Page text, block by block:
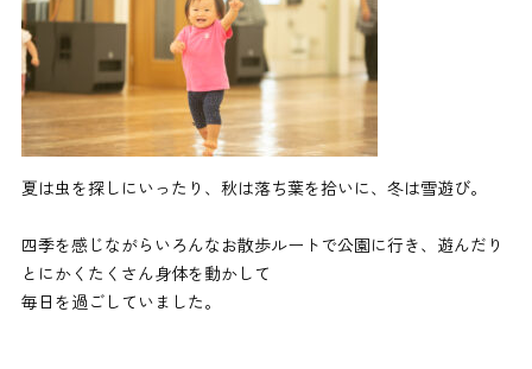
夏は虫を探しにいったり、秋は落ち葉を拾いに、冬は雪遊び。
四季を感じながらいろんなお散歩ルートで公園に行き、遊んだり
とにかくたくさん身体を動かして
毎日を過ごしていました。